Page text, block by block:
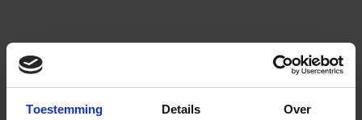
Toestemming Details Over